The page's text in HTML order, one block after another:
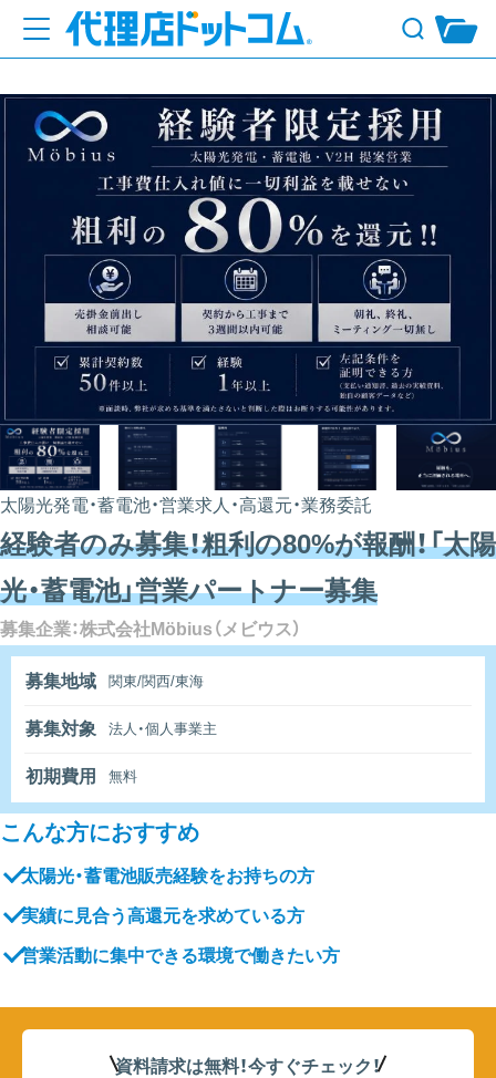
太陽光発電・蓄電池・営業求人・高還元・業務委託
経験者のみ募集！粗利の80%が報酬！「太陽
光・蓄電池」営業パートナー募集
募集企業：株式会社Möbius（メビウス）
募集地域 関東/関西/東海
募集対象 法人・個人事業主
初期費用 無料
こんな方におすすめ
太陽光・蓄電池販売経験をお持ちの方
実績に見合う高還元を求めている方
営業活動に集中できる環境で働きたい方
資料請求は無料！今すぐチェック！